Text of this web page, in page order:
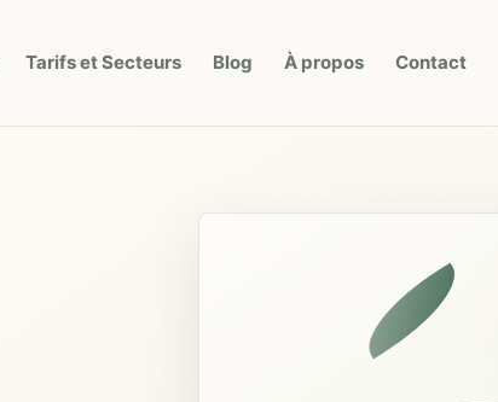
Tarifs et Secteurs Blog À propos Contact